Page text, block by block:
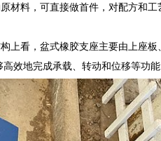
材料，可直接做首件，对配方和
看，盆式橡胶支座主要由上座板
效地完成承载、转动和位移等功能